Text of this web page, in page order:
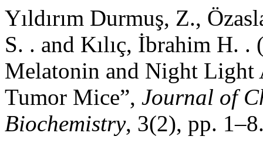
Yıldırım Durmuş, Z.,
S. . and Kılıç, İbrahim H.
Melatonin and Night
Tumor Mice”, Journal of
Biochemistry, 3(2), pp.